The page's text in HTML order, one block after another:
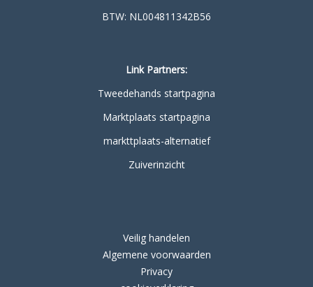
BTW: NL004811342B56
Link Partners:
Tweedehands startpagina
Marktplaats startpagina
markttplaats-alternatief
Zuiverinzicht
Veilig handelen
Algemene voorwaarden
Privacy